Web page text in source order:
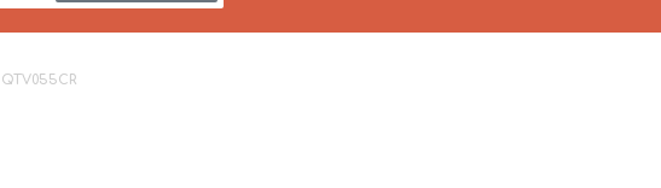
QTV055CR